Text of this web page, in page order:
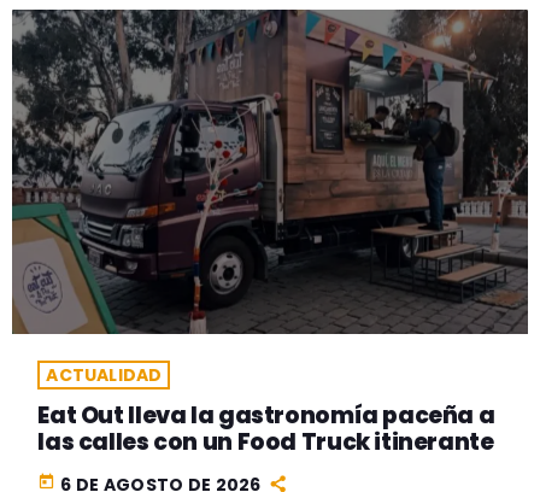
ACTUALIDAD
Eat Out lleva la gastronomía paceña a
las calles con un Food Truck itinerante
today 6 DE AGOSTO DE 2026